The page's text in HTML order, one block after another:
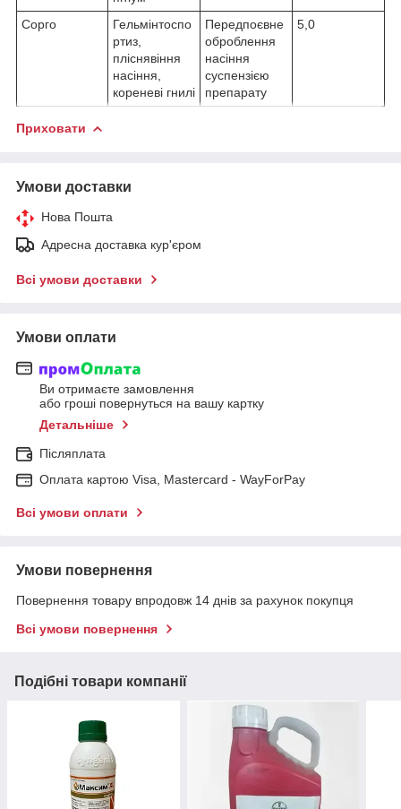
Сорго
Гельмінтоспо
ртиз,
пліснявіння
насіння,
кореневі гнилі
Передпоєвне
оброблення
насіння
суспензією
препарату
5,0
Приховати
Умови доставки
Нова Пошта
Адресна доставка кур'єром
Всі умови доставки
Умови оплати
Ви отримаєте замовлення
або гроші повернуться на вашу картку
Детальніше
Післяплата
Оплата картою Visa, Mastercard - WayForPay
Всі умови оплати
Умови повернення
Повернення товару впродовж 14 днів за рахунок покупця
Всі умови повернення
Подібні товари компанії